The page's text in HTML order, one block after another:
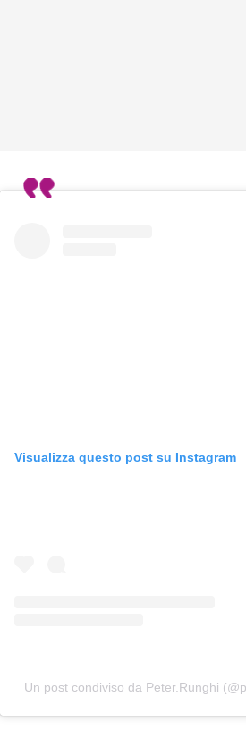
Visualizza questo post su Instagram
Un post condiviso da Peter.Runghi